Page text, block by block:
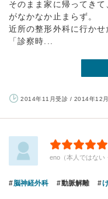
そのまま家に帰ってき
がなかなか止まらず。
近所の整形外科に行かせ
「診察時...
2014年11月受診 / 2014年12
eno（本人ではない
脳神経外科 動脈解離